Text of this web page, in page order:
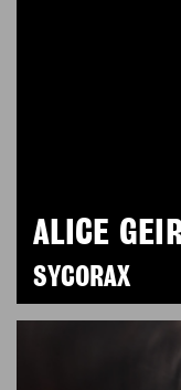
ALICE
SYCORAX